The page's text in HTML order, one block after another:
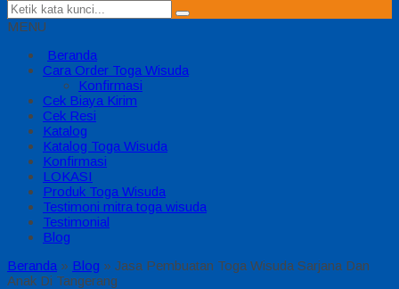
MENU
Beranda
Cara Order Toga Wisuda
Konfirmasi
Cek Biaya Kirim
Cek Resi
Katalog
Katalog Toga Wisuda
Konfirmasi
LOKASI
Produk Toga Wisuda
Testimoni mitra toga wisuda
Testimonial
Blog
Beranda » Blog » Jasa Pembuatan Toga Wisuda Sarjana Dan
Anak Di Tangerang